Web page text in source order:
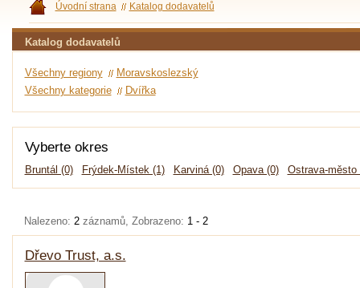
Úvodní strana Katalog dodavatelů
Katalog dodavatelů
Všechny regiony
Moravskoslezský
Všechny kategorie
Dvířka
Vyberte okres
Bruntál (0) Frýdek-Místek (1) Karviná (0) Opava (0) Ostrava-město
Nalezeno: 2 záznamů, Zobrazeno: 1 - 2
Dřevo Trust, a.s.